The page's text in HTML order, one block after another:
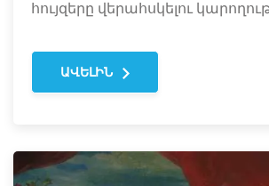
հույզերը վերահսկելու
ԱՎԵԼԻՆ